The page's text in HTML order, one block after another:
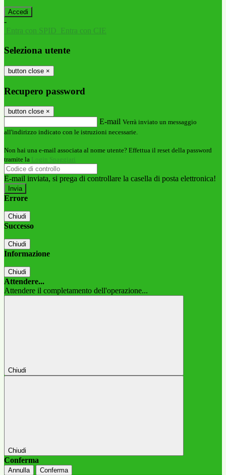
-
Entra con SPID Entra con CIE
Seleziona utente
button close ×
Recupero password
button close ×
E-mail Verrà inviato un messaggio
all'indirizzo indicato con le istruzioni necessarie.
Non hai una e-mail associata al nome utente? Effettua il reset della password
tramite la Login Spaggiari
E-mail inviata, si prega di controllare la casella di posta elettronica!
Errore
Chiudi
Successo
Chiudi
Informazione
Chiudi
Attendere...
Attendere il completamento dell'operazione...
Chiudi
Chiudi
Conferma
Annulla Conferma